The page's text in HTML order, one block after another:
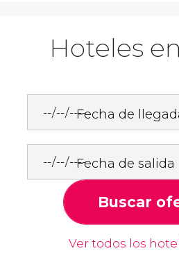
Hoteles
Fecha de
Fecha de salida
Buscar
Ver todos los